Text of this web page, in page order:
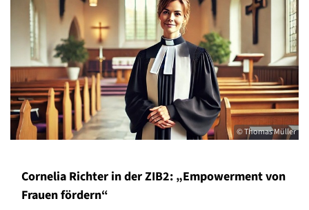
© Thomas Müller
Cornelia Richter in der ZIB2: „Empowerment von
Frauen fördern“